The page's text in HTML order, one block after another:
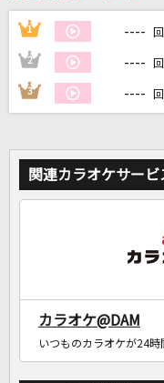
DAM
カラ
1 ---- 回
2 ---- 回
3 ---- 回
関連カラオケサービ
カラオケ@DAM
いつものカラオケが24時